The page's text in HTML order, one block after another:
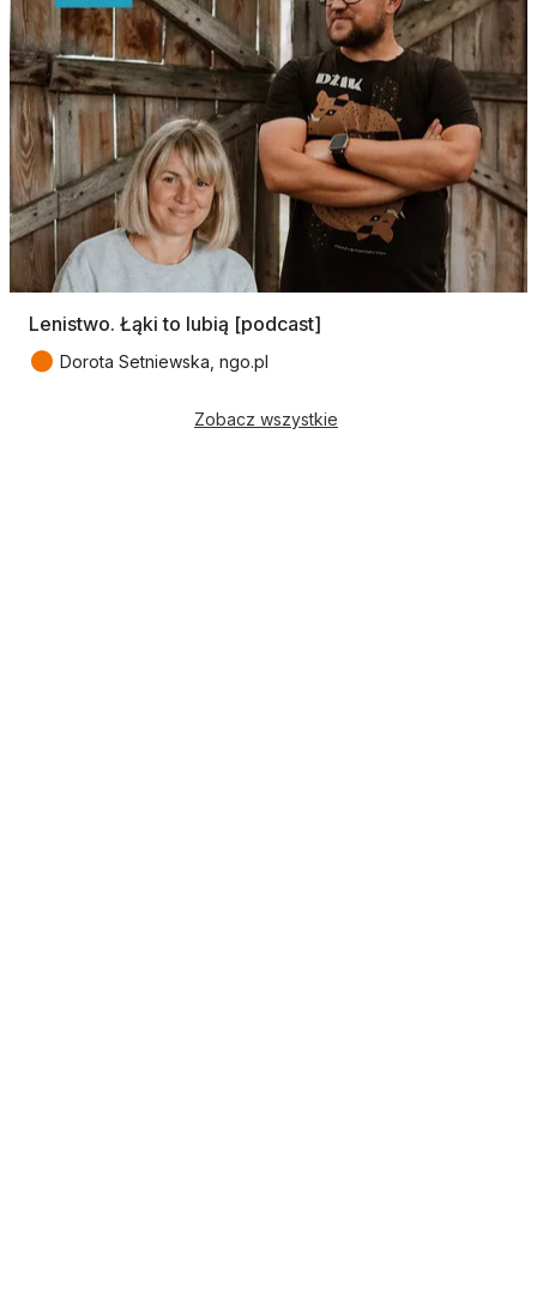
Lenistwo. Łąki to lubią [podcast]
● Dorota Setniewska, ngo.pl
Zobacz wszystkie